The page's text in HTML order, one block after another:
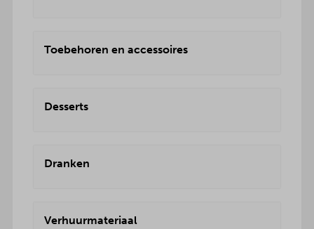
Toebehoren en accessoires
Desserts
Dranken
Verhuurmateriaal